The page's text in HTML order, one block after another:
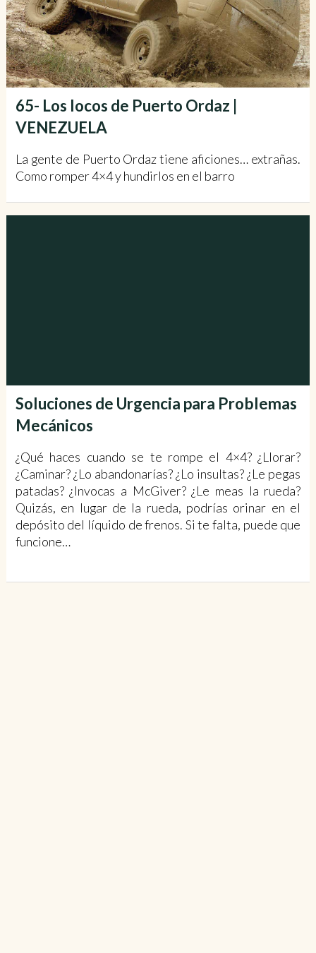
65- Los locos de Puerto Ordaz |
VENEZUELA
La gente de Puerto Ordaz tiene aficiones… extrañas.
Como romper 4×4 y hundirlos en el barro
Soluciones de Urgencia para Problemas
Mecánicos
¿Qué haces cuando se te rompe el 4×4? ¿Llorar?
¿Caminar? ¿Lo abandonarías? ¿Lo insultas? ¿Le pegas
patadas? ¿Invocas a McGiver? ¿Le meas la rueda?
Quizás, en lugar de la rueda, podrías orinar en el
depósito del líquido de frenos. Si te falta, puede que
funcione…